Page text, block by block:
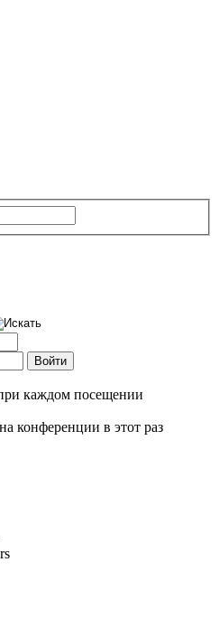
каждом посещении
конференции в этот раз